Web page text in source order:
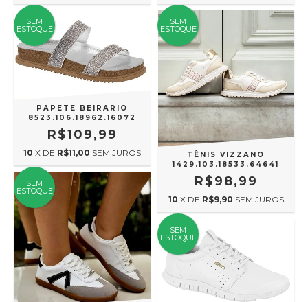
SEM
ESTOQUE
PAPETE BEIRARIO
8523.106.18962.16072
R$109,99
10 X DE R$11,00 SEM JUROS
SEM
ESTOQUE
TÊNIS VIZZANO
1429.103.18533.64641
R$98,99
10 X DE R$9,90 SEM JUROS
SEM
ESTOQUE
SEM
ESTOQUE